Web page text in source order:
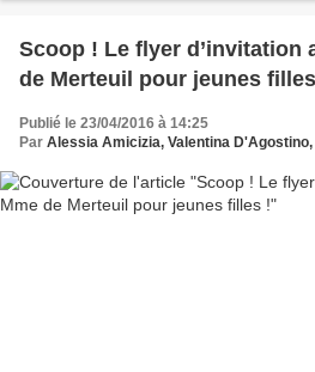
Scoop ! Le flyer d’invitation
de Merteuil pour jeunes
Publié le 23/04/2016 à 14:25
Par Alessia Amicizia, Valentina